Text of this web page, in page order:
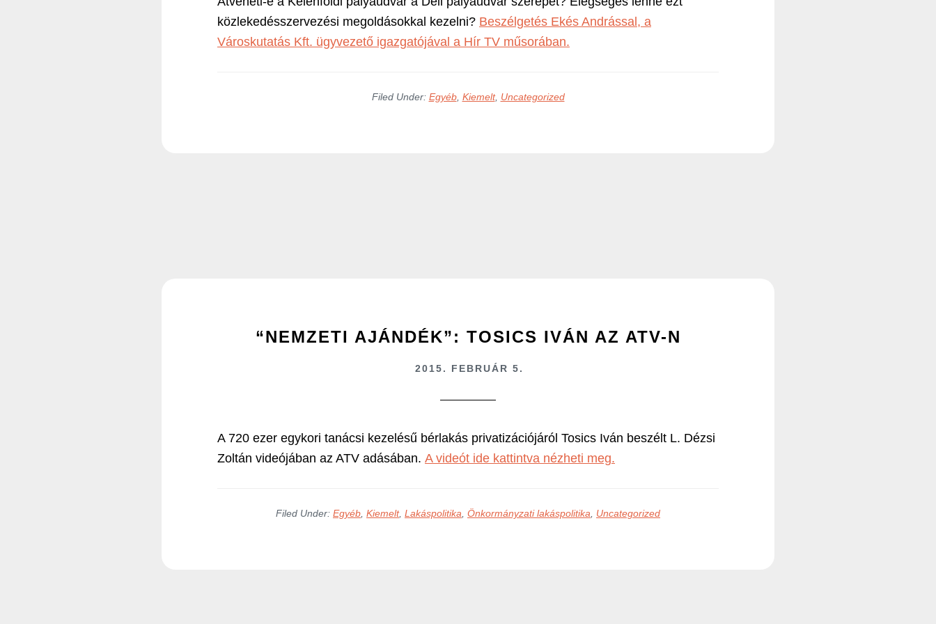
közlekedésszervezési megoldásokkal kezelni? Beszélgetés Ekés Andrással, a
Városkutatás Kft. ügyvezető igazgatójával a Hír TV műsorában.
Filed Under: Egyéb, Kiemelt, Uncategorized
“NEMZETI AJÁNDÉK”: TOSICS IVÁN AZ ATV-N
2015. FEBRUÁR 5.
A 720 ezer egykori tanácsi kezelésű bérlakás privatizációjáról Tosics Iván beszélt L. Dézsi
Zoltán videójában az ATV adásában. A videót ide kattintva nézheti meg.
Filed Under: Egyéb Kiemelt, Lakáspolitika Önkormányzati lakáspolitika Uncategorized